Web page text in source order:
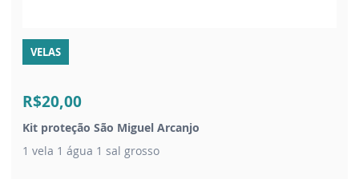
VELAS
R$20,00
Kit proteção São Miguel Arcanjo
1 vela 1 água 1 sal grosso